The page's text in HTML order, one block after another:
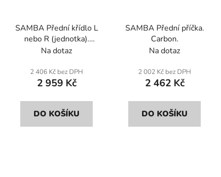
SAMBA Přední křídlo L
nebo R (jednotka).
Sklolaminát.
Na dotaz
2 406 Kč bez DPH
2 959 Kč
DO KOŠÍKU
SAMBA Přední příčka.
Carbon.
Na dotaz
2 002 Kč bez DPH
2 462 Kč
DO KOŠÍKU